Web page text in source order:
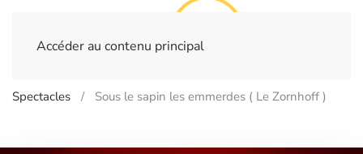
Accéder au contenu principal
Spectacles
Sous le sapin les emmerdes ( Le Zornhoff )